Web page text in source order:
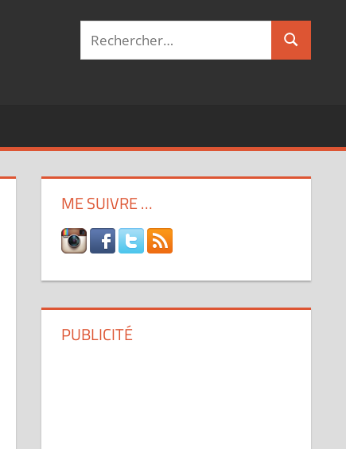
Recherche
ME SUIVRE …
PUBLICITÉ